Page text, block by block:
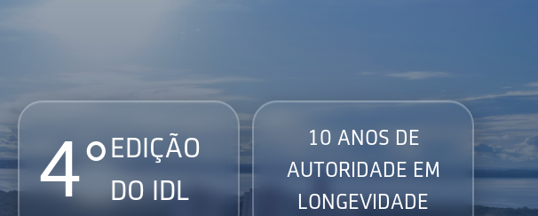
4° EDIÇÃO
DO IDL
10 ANOS DE
AUTORIDADE EM
LONGEVIDADE